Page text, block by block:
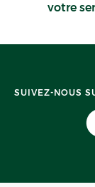
votre
SUIVEZ-NOUS